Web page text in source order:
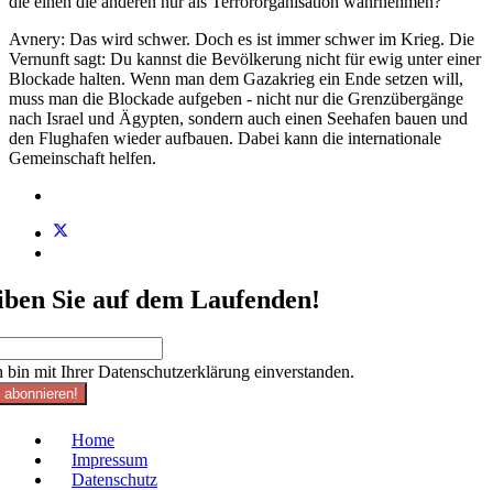
Avnery: Das wird schwer. Doch es ist immer schwer im Krieg. Die
Vernunft sagt: Du kannst die Bevölkerung nicht für ewig unter einer
Blockade halten. Wenn man dem Gazakrieg ein Ende setzen will,
muss man die Blockade aufgeben - nicht nur die Grenzübergänge
nach Israel und Ägypten, sondern auch einen Seehafen bauen und
den Flughafen wieder aufbauen. Dabei kann die internationale
Gemeinschaft helfen.
Sie auf dem Laufenden!
bin mit Ihrer Datenschutzerklärung einverstanden.
Home
Impressum
Datenschutz